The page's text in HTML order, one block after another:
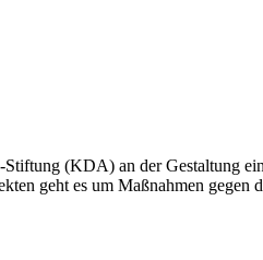
(KDA) an der Gestaltung
geht es um Maßnahmen gegen